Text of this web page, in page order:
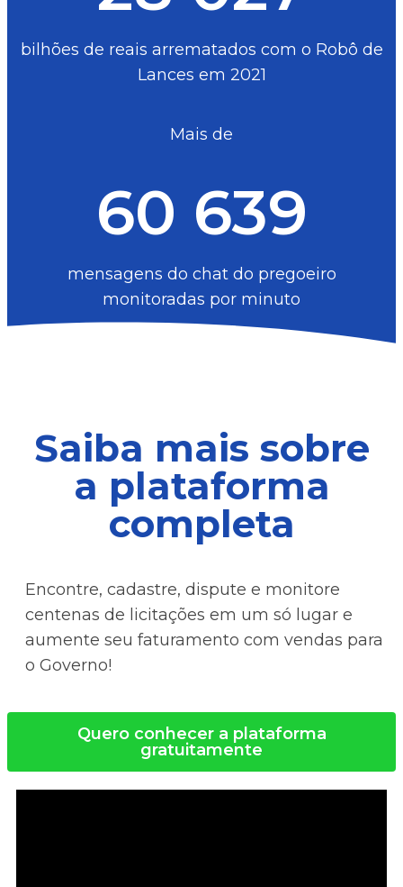
bilhões de reais arrematados com o Robô de
Lances em 2021
Mais de
60 639
mensagens do chat do pregoeiro
monitoradas por minuto
Saiba mais sobre
a plataforma
completa
Encontre, cadastre, dispute e monitore
centenas de licitações em um só lugar e
aumente seu faturamento com vendas para
o Governo!
Quero conhecer a plataforma
gratuitamente